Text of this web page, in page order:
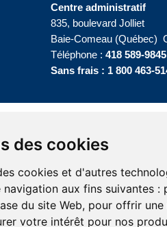
des cookies
cookies et d'autres
aux fins suivantes :
du site Web, pour offrir une
votre intérêt pour nos
Centre administratif
835, boulevard Jolliet
Baie-Comeau (Québec)
Téléphone : 418 589-9845
Sans frais : 1 800 463-
du site